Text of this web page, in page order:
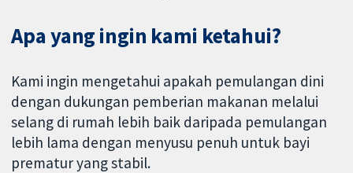
Apa yang ingin kami ketahui?
Kami ingin mengetahui apakah pemulangan dini
dengan dukungan pemberian makanan melalui
selang di rumah lebih baik daripada pemulangan
lebih lama dengan menyusu penuh untuk bayi
prematur yang stabil.